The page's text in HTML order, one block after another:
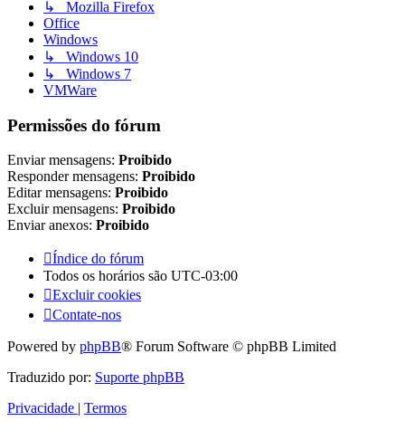
↳ Mozilla Firefox
Office
Windows
↳ Windows 10
↳ Windows 7
VMWare
Permissões do fórum
Enviar mensagens: Proibido
Responder mensagens: Proibido
Editar mensagens: Proibido
Excluir mensagens: Proibido
Enviar anexos: Proibido
Índice do fórum
Todos os horários são UTC-03:00
Excluir cookies
Contate-nos
Powered by phpBB® Forum Software © phpBB Limited
Traduzido por: Suporte phpBB
Privacidade | Termos